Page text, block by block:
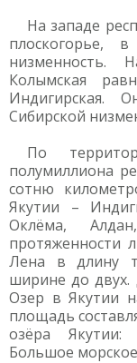
На западе
плоскогорье,
низменность.
Колымская
Индигирская.
Сибирской
По
полумиллиона
сотню
Якутии –
Оклёма,
протяженности
Лена в длину
ширине до двух.
Озер в Якутии
площадь
озёра Якутии:
Большое